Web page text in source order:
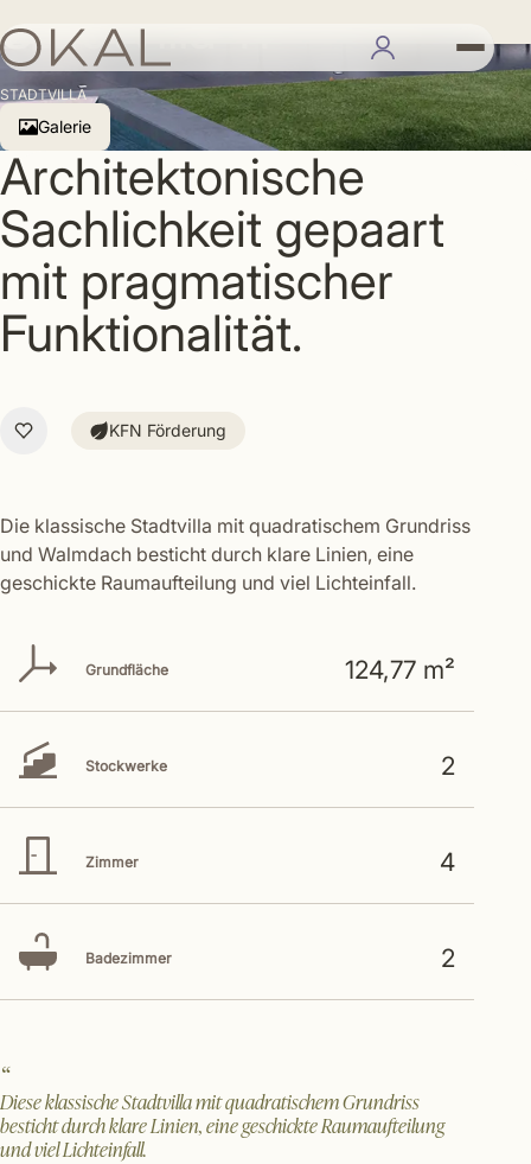
Stadtvilla 11
STADTVILLA
Galerie
Architektonische
Sachlichkeit gepaart
mit pragmatischer
Funktionalität.
KFN Förderung
Die klassische Stadtvilla mit quadratischem Grundriss
und Walmdach besticht durch klare Linien, eine
geschickte Raumaufteilung und viel Lichteinfall.
Grundfläche 124,77 m²
Stockwerke 2
Zimmer 4
Badezimmer 2
Diese klassische Stadtvilla mit quadratischem Grundriss
besticht durch klare Linien, eine geschickte Raumaufteilung
und viel Lichteinfall.